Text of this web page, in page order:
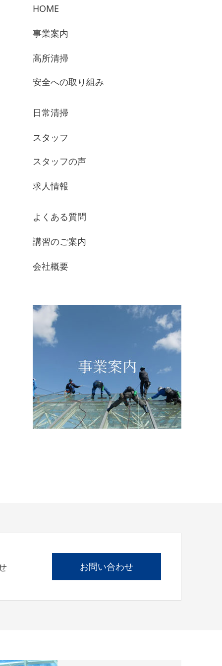
HOME
事業案内
高所清掃
安全への取り組み
日常清掃
スタッフ
スタッフの声
求人情報
よくある質問
講習のご案内
会社概要
お問い合わせ